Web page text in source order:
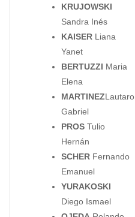
KRUJOWSKI
Sandra Inés
KAISER Liana
Yanet
BERTUZZI Maria
Elena
MARTINEZLautaro
Gabriel
PROS Tulio
Hernán
SCHER Fernando
Emanuel
YURAKOSKI
Diego Ismael